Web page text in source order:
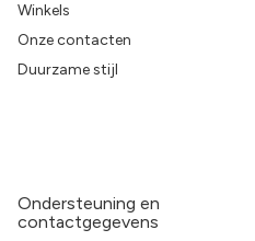
Winkels
Onze contacten
Duurzame stijl
Ondersteuning en
contactgegevens